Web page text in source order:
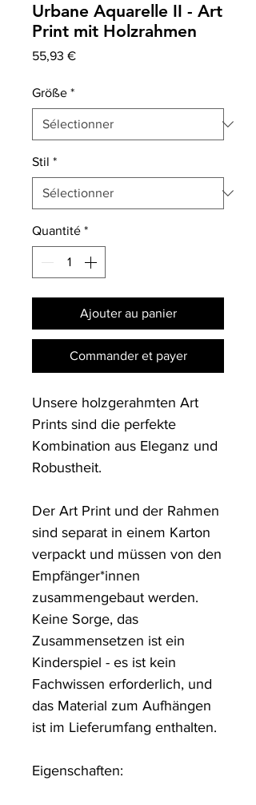
Urbane Aquarelle II - Art
Print mit Holzrahmen
55,93 €Prix
Größe *
Stil *
Quantité *
Ajouter au panier
Commander et payer
Unsere holzgerahmten Art
Prints sind die perfekte
Kombination aus Eleganz und
Robustheit.
Der Art Print und der Rahmen
sind separat in einem Karton
verpackt und müssen von den
Empfänger*innen
zusammengebaut werden.
Keine Sorge, das
Zusammensetzen ist ein
Kinderspiel - es ist kein
Fachwissen erforderlich, und
das Material zum Aufhängen
ist im Lieferumfang enthalten.
Eigenschaften: